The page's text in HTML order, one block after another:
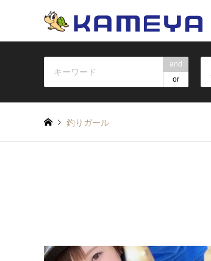
and
or
釣りガール